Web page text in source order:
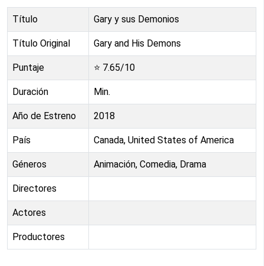
Título Gary y sus Demonios
Título Original Gary and His Demons
Puntaje ⭐ 7.65/10
Duración Min.
Año de Estreno 2018
País Canada, United States of America
Géneros Animación, Comedia, Drama
Directores
Actores
Productores